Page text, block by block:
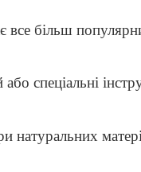
більш
спеціальні